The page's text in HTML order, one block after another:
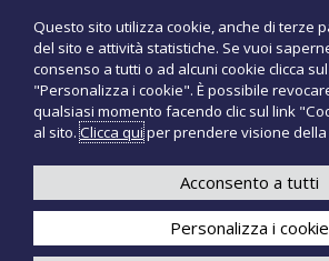
+39 3921526175
Questo sito utilizza cookie, anche di terze
del sito e attività statistiche. Se vuoi
consenso a tutti o ad alcuni cookie clicca
"Personalizza i cookie". È possibile
qualsiasi momento facendo clic sul link
al sito.Clicca quiper prendere visione della
Personalizza i cookie
Acconsento a tutti